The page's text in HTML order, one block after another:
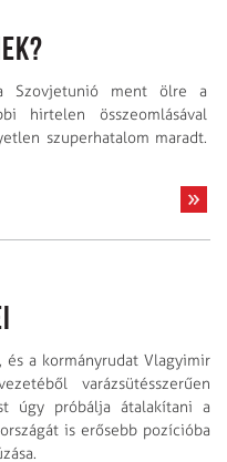
Szovjetunió ment ölre a
hirtelen összeomlásával
szuperhatalom maradt.
a kormányrudat Vlagyimir
varázs­ütésszerűen
úgy próbálja átalakítani a
is erősebb pozícióba